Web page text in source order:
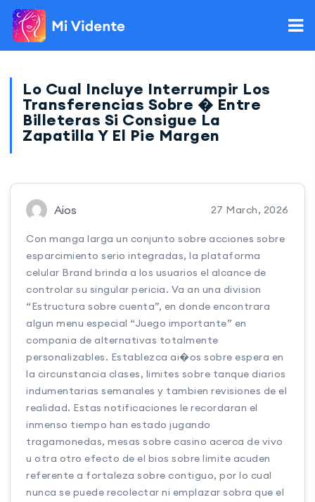
Lo Cual Incluye Interrumpir Los
Transferencias Sobre � Entre
Billeteras Si Consigue La
Zapatilla Y El Pie Margen
Aios 27 March, 2026
Con manga larga un conjunto sobre acciones sobre
esparcimiento serio integradas, la plataforma
celular Brand brinda a los usuarios el alcance de
controlar su singular pericia. Va an una division
“Estructura sobre cuenta”, en donde encontrara
algun menu especial “Juego importante” en
compania de alternativas totalmente
personalizables. Establezca ai�os sobre espera en
la circunstancia clases, limites sobre tanque diarios
indumentarias semanales y tambien revisiones de el
realidad. Estas notificaciones le recordaran el
inmenso tiempo han estado jugando
tragamonedas, mesas sobre casino acerca de vivo
u otra otro efecto de el bios sobre limite acuden
referente a fortaleza sobre contiguo, por lo cual
nunca se puede recolectar ni emplazar sobra que el